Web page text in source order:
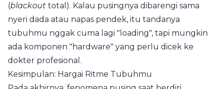
(blackout total). Kalau pusingnya dibarengi sama
nyeri dada atau napas pendek, itu tandanya
tubuhmu nggak cuma lagi "loading", tapi mungkin
ada komponen "hardware" yang perlu dicek ke
dokter profesional.
Kesimpulan: Hargai Ritme Tubuhmu